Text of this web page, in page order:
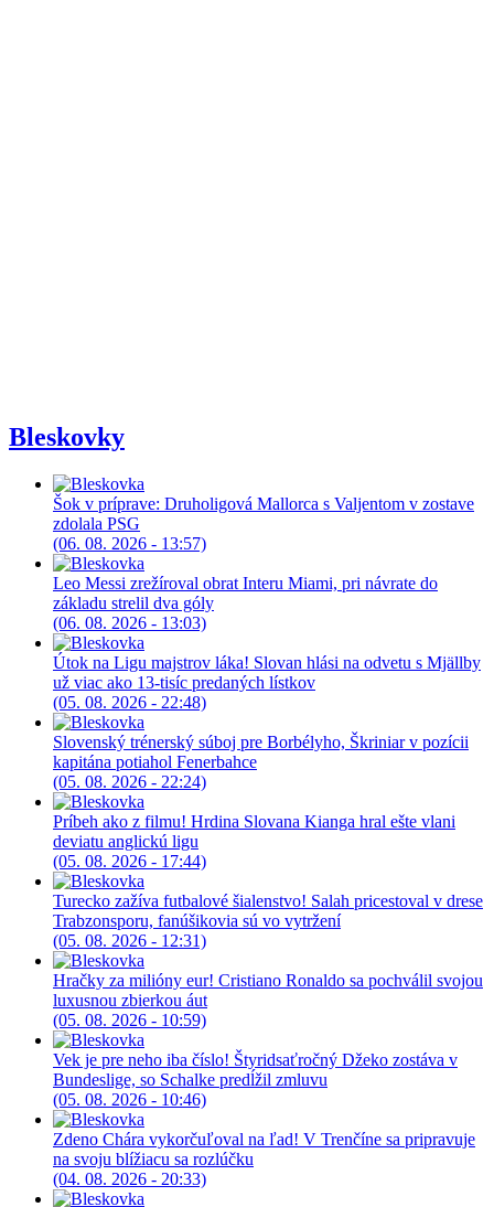
Bleskovky
Šok v príprave: Druholigová Mallorca s Valjentom v zostave
zdolala PSG
(06. 08. 2026 - 13:57)
Leo Messi zrežíroval obrat Interu Miami, pri návrate do
základu strelil dva góly
(06. 08. 2026 - 13:03)
Útok na Ligu majstrov láka! Slovan hlási na odvetu s Mjällby
už viac ako 13-tisíc predaných lístkov
(05. 08. 2026 - 22:48)
Slovenský trénerský súboj pre Borbélyho, Škriniar v pozícii
kapitána potiahol Fenerbahce
(05. 08. 2026 - 22:24)
Príbeh ako z filmu! Hrdina Slovana Kianga hral ešte vlani
deviatu anglickú ligu
(05. 08. 2026 - 17:44)
Turecko zažíva futbalové šialenstvo! Salah pricestoval v drese
Trabzonsporu, fanúšikovia sú vo vytržení
(05. 08. 2026 - 12:31)
Hračky za milióny eur! Cristiano Ronaldo sa pochválil svojou
luxusnou zbierkou áut
(05. 08. 2026 - 10:59)
Vek je pre neho iba číslo! Štyridsaťročný Džeko zostáva v
Bundeslige, so Schalke predĺžil zmluvu
(05. 08. 2026 - 10:46)
Zdeno Chára vykorčuľoval na ľad! V Trenčíne sa pripravuje
na svoju blížiacu sa rozlúčku
(04. 08. 2026 - 20:33)